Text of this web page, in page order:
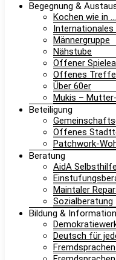
Begegnung &
Kochen wie in …
Männergruppe
Nähstube
Offener
Offenes
Über 60er
Mukis –
Beteiligung
Offenes
Patchwork-
Beratung
AidA
Maintaler
Sozialberatung
Bildung & Information
Deutsch für